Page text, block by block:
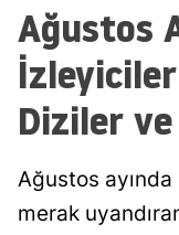
Ağustos
Diziler
Ağustos
merak